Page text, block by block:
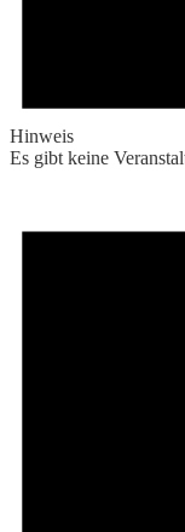
Hinweis
Es gibt keine